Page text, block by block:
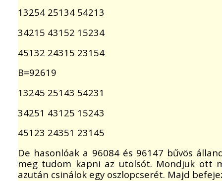
13254 25134 54213
34215 43152 15234
45132 24315 23154
B=92619
13245 25143 54231
34251 43125 15243
45123 24351 23145
De hasonlóak a 96084 és 96147 bűvös
meg tudom kapni az utolsót. Mondjuk ott
azután csinálok egy oszlopcserét. Majd